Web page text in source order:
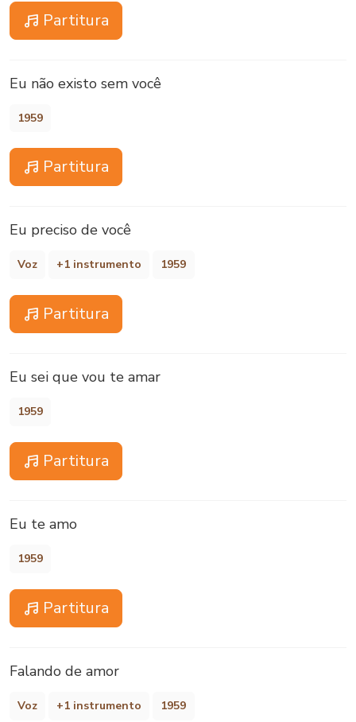
Partitura
Eu não existo sem você
1959
Partitura
Eu preciso de você
Voz +1 instrumento 1959
Partitura
Eu sei que vou te amar
1959
Partitura
Eu te amo
1959
Partitura
Falando de amor
Voz +1 instrumento 1959